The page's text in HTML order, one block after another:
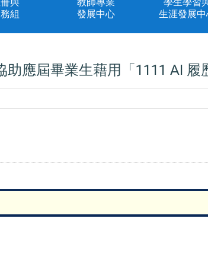
組
發展中心
生涯發展
助應屆畢業生藉用「1111 AI